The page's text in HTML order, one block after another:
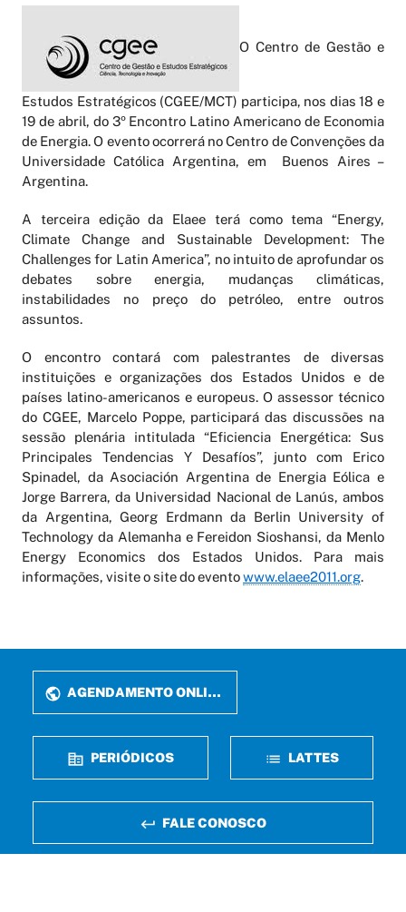
O Centro de Gestão e
Estudos Estratégicos (CGEE/MCT) participa, nos dias 18 e
19 de abril, do 3º Encontro Latino Americano de Economia
de Energia. O evento ocorrerá no Centro de Convenções da
Universidade Católica Argentina, em Buenos Aires –
Argentina.
A terceira edição da Elaee terá como tema “Energy,
Climate Change and Sustainable Development: The
Challenges for Latin America”, no intuito de aprofundar os
debates sobre energia, mudanças climáticas,
instabilidades no preço do petróleo, entre outros
assuntos.
O encontro contará com palestrantes de diversas
instituições e organizações dos Estados Unidos e de
países latino-americanos e europeus. O assessor técnico
do CGEE, Marcelo Poppe, participará das discussões na
sessão plenária intitulada “Eficiencia Energética: Sus
Principales Tendencias Y Desafíos”, junto com Erico
Spinadel, da Asociación Argentina de Energia Eólica e
Jorge Barrera, da Universidad Nacional de Lanús, ambos
da Argentina, Georg Erdmann da Berlin University of
Technology da Alemanha e Fereidon Sioshansi, da Menlo
Energy Economics dos Estados Unidos. Para mais
informações, visite o site do eventowww.elaee2011.org.
AGENDAMENTO ONLINE
PERIÓDICOS LATTES
FALE CONOSCO